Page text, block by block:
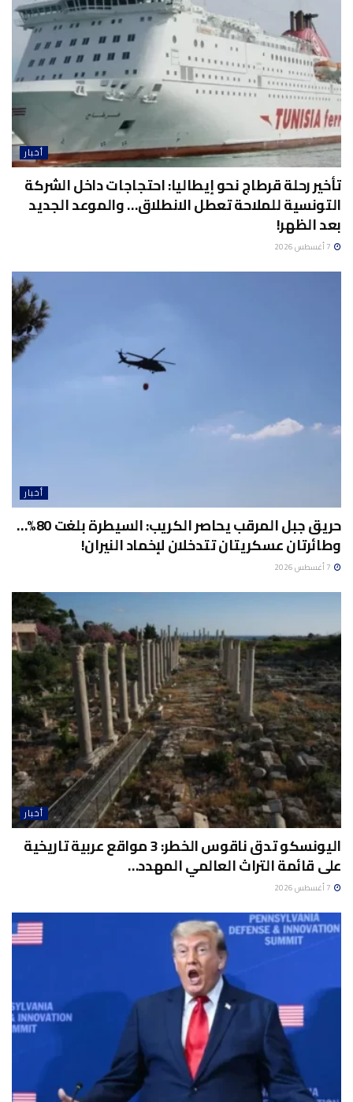
أخبار
تأخير رحلة قرطاج نحو إيطاليا: احتجاجات داخل الشركة
التونسية للملاحة تعطل الانطلاق… والموعد الجديد
بعد الظهر!
أخبار
حريق جبل المرقب يحاصر الكريب: السيطرة بلغت 80%…
وطائرتان عسكريتان تتدخلان لإخماد النيران!
أخبار
اليونسكو تدق ناقوس الخطر: 3 مواقع عربية تاريخية
على قائمة التراث العالمي المهدد…